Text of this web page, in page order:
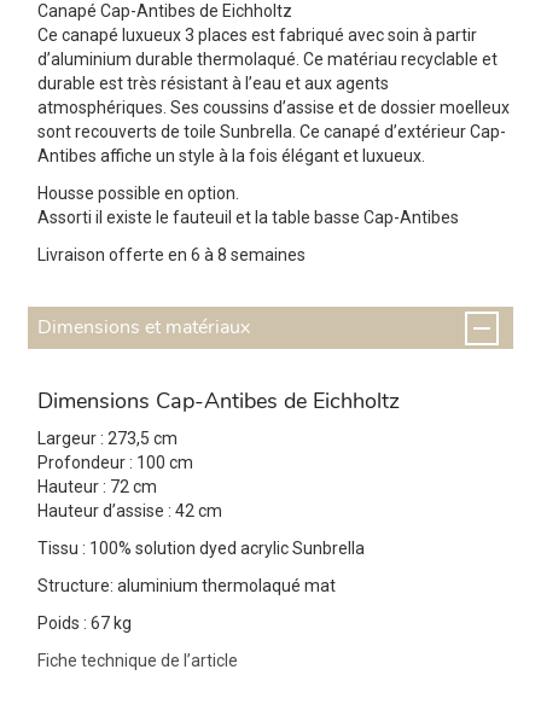
Canapé Cap-Antibes de Eichholtz
Ce canapé luxueux 3 places est fabriqué avec soin à partir
d’aluminium durable thermolaqué. Ce matériau recyclable et
durable est très résistant à l’eau et aux agents
atmosphériques. Ses coussins d’assise et de dossier moelleux
sont recouverts de toile Sunbrella. Ce canapé d’extérieur Cap-
Antibes affiche un style à la fois élégant et luxueux.
Housse possible en option.
Assorti il existe le fauteuil et la table basse Cap-Antibes
Livraison offerte en 6 à 8 semaines
Dimensions et matériaux
Dimensions Cap-Antibes de Eichholtz
Largeur : 273,5 cm
Profondeur : 100 cm
Hauteur : 72 cm
Hauteur d’assise : 42 cm
Tissu : 100% solution dyed acrylic Sunbrella
Structure: aluminium thermolaqué mat
Poids : 67 kg
Fiche technique de l’article